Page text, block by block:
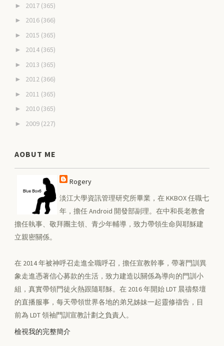
► 2017 (365)
► 2016 (366)
► 2015 (365)
► 2014 (365)
► 2013 (365)
► 2012 (366)
► 2011 (365)
► 2010 (365)
► 2009 (227)
AOBUT ME
Rogery
淡江大學資訊管理研究所畢業，在 KKBOX 任職七
年，擔任 Android 開發部副理。在中和長老教會
擔任執事、敬拜團主領、青少年輔導，致力帶領生命與耶穌建
立親密關係。
在 2014 年被神呼召走進全職呼召，擔任宣教幹事，帶著門訓異
象走進憑著信心募款的生活，致力建造以關係為導向的門訓小
組，真實帶領門徒火熱跟隨耶穌。在 2016 年開始 LDT 晨禱祭壇
的直播服事，每天帶領世界各地的弟兄姊妹一起靈修禱告，目
前為 LDT 領袖門訓宣教計劃之負責人。
檢視我的完整簡介